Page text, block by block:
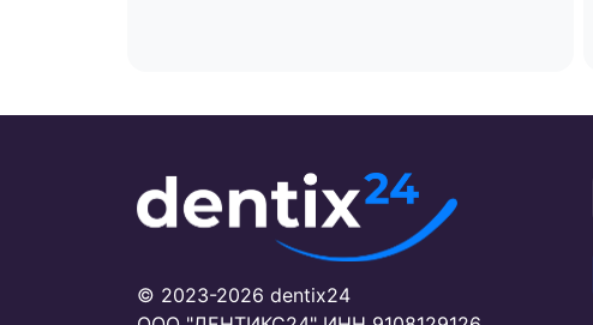
© 2023-2026 dentix24